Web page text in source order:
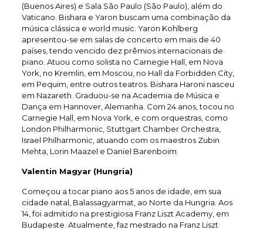
(Buenos Aires) e Sala São Paulo (São Paulo), além do
Vaticano. Bishara e Yaron buscam uma combinação da
música clássica e world music. Yaron Kohlberg
apresentou-se em salas de concerto em mais de 40
países, tendo vencido dez prêmios internacionais de
piano. Atuou como solista no Carnegie Hall, em Nova
York, no Kremlin, em Moscou, no Hall da Forbidden City,
em Pequim, entre outros teatros. Bishara Haroni nasceu
em Nazareth. Graduou-se na Academia de Música e
Dança em Hannover, Alemanha. Com 24 anos, tocou no
Carnegie Hall, em Nova York, e com orquestras, como
London Philharmonic, Stuttgart Chamber Orchestra,
Israel Philharmonic, atuando com os maestros Zubin
Mehta, Lorin Maazel e Daniel Barenboim.
Valentin Magyar (Hungria)
Começou a tocar piano aos 5 anos de idade, em sua
cidade natal, Balassagyarmat, ao Norte da Hungria. Aos
14, foi admitido na prestigiosa Franz Liszt Academy, em
Budapeste. Atualmente, faz mestrado na Franz Liszt